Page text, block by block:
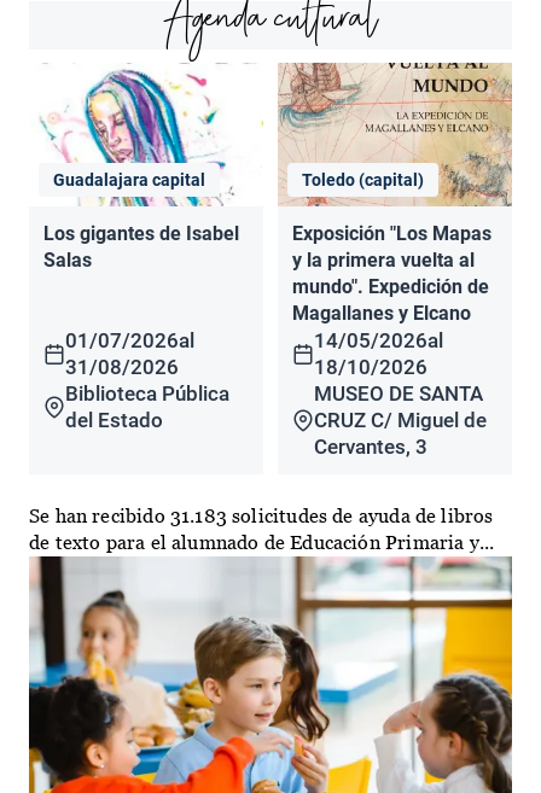
Agenda cultural
Guadalajara capital
Los gigantes de Isabel
Salas
01/07/2026al
31/08/2026
Biblioteca Pública
del Estado
Toledo (capital)
Exposición "Los Mapas
y la primera vuelta al
mundo". Expedición de
Magallanes y Elcano
14/05/2026al
18/10/2026
MUSEO DE SANTA
CRUZ C/ Miguel de
Cervantes, 3
Se han recibido 31.183 solicitudes de ayuda de libros
de texto para el alumnado de Educación Primaria y...